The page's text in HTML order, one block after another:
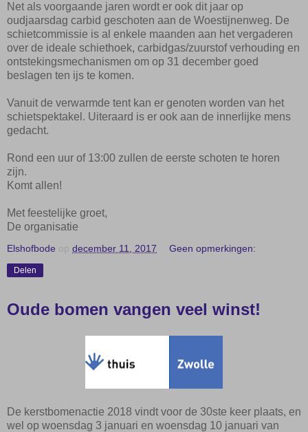
Net als voorgaande jaren wordt er ook dit jaar op
oudjaarsdag carbid geschoten aan de Woestijnenweg. De
schietcommissie is al enkele maanden aan het vergaderen
over de ideale schiethoek, carbidgas/zuurstof verhouding en
ontstekingsmechanismen om op 31 december goed
beslagen ten ijs te komen.
Vanuit de verwarmde tent kan er genoten worden van het
schietspektakel. Uiteraard is er ook aan de innerlijke mens
gedacht.
Rond een uur of 13:00 zullen de eerste schoten te horen
zijn.
Komt allen!
Met feestelijke groet,
De organisatie
Elshofbode op december 11, 2017 Geen opmerkingen:
Delen
Oude bomen vangen veel winst!
De kerstbomenactie 2018 vindt voor de 30ste keer plaats, en
wel op woensdag 3 januari en woensdag 10 januari van